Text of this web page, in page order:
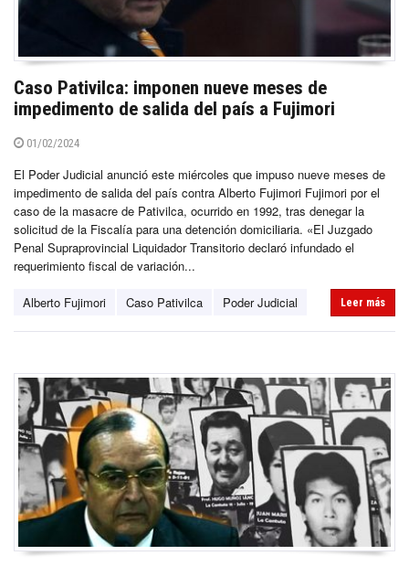
Caso Pativilca: imponen nueve meses de
impedimento de salida del país a Fujimori
01/02/2024
El Poder Judicial anunció este miércoles que impuso nueve meses de
impedimento de salida del país contra Alberto Fujimori Fujimori por el
caso de la masacre de Pativilca, ocurrido en 1992, tras denegar la
solicitud de la Fiscalía para una detención domiciliaria. «El Juzgado
Penal Supraprovincial Liquidador Transitorio declaró infundado el
requerimiento fiscal de variación...
Alberto Fujimori Caso Pativilca Poder Judicial Leer más